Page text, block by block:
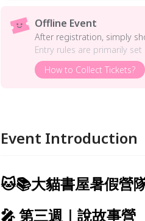
Offline Event
After registration, simply
Entry rules are primarily
How to Collect Tickets?
Event Introduction
🐱📚大貓書屋暑假營
🎤 第三週｜說故事營